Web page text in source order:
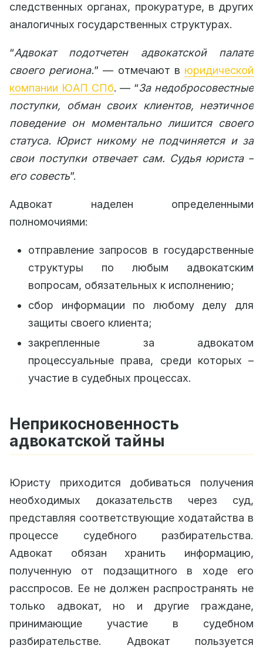
следственных органах, прокуратуре, в других
аналогичных государственных структурах.
“Адвокат подотчетен адвокатской палате
своего региона.” — отмечают в юридической
компании ЮАП СПб. — “За недобросовестные
поступки, обман своих клиентов, неэтичное
поведение он моментально лишится своего
статуса. Юрист никому не подчиняется и за
свои поступки отвечает сам. Судья юриста –
его совесть”.
Адвокат наделен определенными
полномочиями:
отправление запросов в государственные
структуры по любым адвокатским
вопросам, обязательных к исполнению;
сбор информации по любому делу для
защиты своего клиента;
закрепленные за адвокатом
процессуальные права, среди которых –
участие в судебных процессах.
Неприкосновенность
адвокатской тайны
Юристу приходится добиваться получения
необходимых доказательств через суд,
представляя соответствующие ходатайства в
процессе судебного разбирательства.
Адвокат обязан хранить информацию,
полученную от подзащитного в ходе его
расспросов. Ее не должен распространять не
только адвокат, но и другие граждане,
принимающие участие в судебном
разбирательстве. Адвокат пользуется